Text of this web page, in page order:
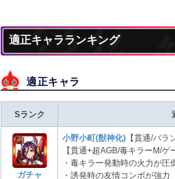
適正キャラランキング
適正キャラ
Sランク
ガチャ
小野小町(獣神化) 【貫通/バラ
【貫通+超AGB/毒キラーM/ゲ
・毒キラー発動時の火力が圧
・誘発時の友情コンボが強力